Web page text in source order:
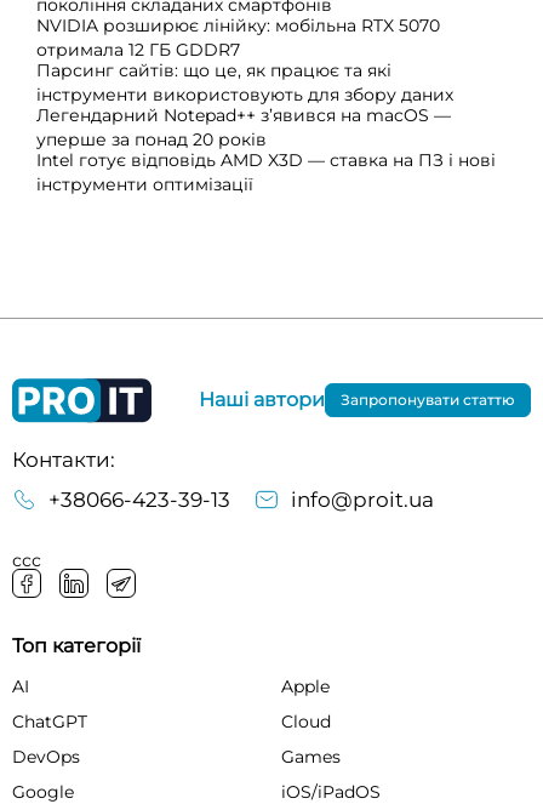
покоління складаних смартфонів
NVIDIA розширює лінійку: мобільна RTX 5070
отримала 12 ГБ GDDR7
Парсинг сайтів: що це, як працює та які
інструменти використовують для збору даних
Легендарний Notepad++ з’явився на macOS —
уперше за понад 20 років
Intel готує відповідь AMD X3D — ставка на ПЗ і нові
інструменти оптимізації
Контакти:
+38066-423-39-13
info@proit.ua
ссс
Наші автори Запропонувати статтю
Топ категорії
AI
Apple
ChatGPT
Cloud
DevOps
Games
Google
iOS/iPadOS